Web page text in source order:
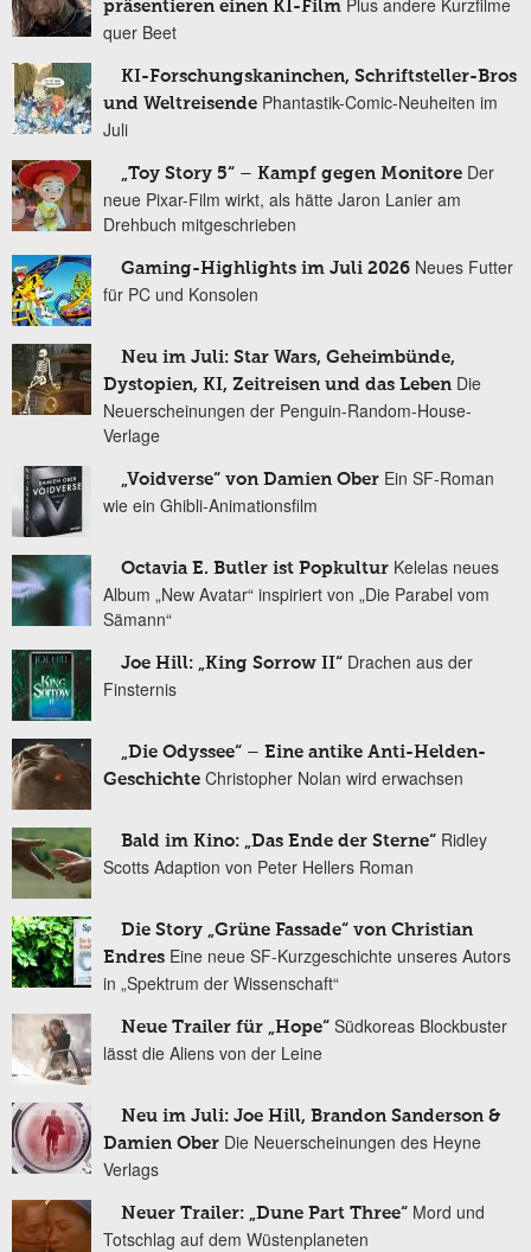
präsentieren einen KI-Film
quer Beet
KI-Forschungskaninchen, Schriftsteller-Bros
und Weltreisende Phantastik-Comic-Neuheiten im
Juli
„Toy Story 5“ – Kampf gegen Monitore Der
neue Pixar-Film wirkt, als hätte Jaron Lanier am
Drehbuch mitgeschrieben
Gaming-Highlights im Juli 2026 Neues Futter
für PC und Konsolen
Neu im Juli: Star Wars, Geheimbünde,
Dystopien, KI, Zeitreisen und das Leben Die
Neuerscheinungen der Penguin-Random-House-
Verlage
„Voidverse“ von Damien Ober Ein SF-Roman
wie ein Ghibli-Animationsfilm
Octavia E. Butler ist Popkultur Kelelas neues
Album „New Avatar“ inspiriert von „Die Parabel vom
Sämann“
Joe Hill: „King Sorrow II“ Drachen aus der
Finsternis
„Die Odyssee“ – Eine antike Anti-Helden-
Geschichte Christopher Nolan wird erwachsen
Bald im Kino: „Das Ende der Sterne“ Ridley
Scotts Adaption von Peter Hellers Roman
Die Story „Grüne Fassade“ von Christian
Endres Eine neue SF-Kurzgeschichte unseres Autors
in „Spektrum der Wissenschaft“
Neue Trailer für „Hope“ Südkoreas Blockbuster
lässt die Aliens von der Leine
Neu im Juli: Joe Hill, Brandon Sanderson &
Damien Ober Die Neuerscheinungen des Heyne
Verlags
Neuer Trailer: „Dune Part Three“ Mord und
Totschlag auf dem Wüstenplaneten